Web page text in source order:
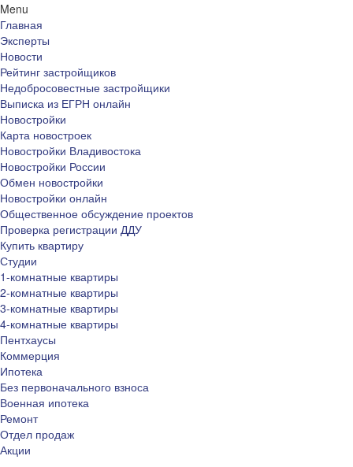
Menu
Главная
Эксперты
Новости
Рейтинг застройщиков
Недобросовестные застройщики
Выписка из ЕГРН онлайн
Новостройки
Карта новостроек
Новостройки Владивостока
Новостройки России
Обмен новостройки
Новостройки онлайн
Общественное обсуждение проектов
Проверка регистрации ДДУ
Купить квартиру
Студии
1-комнатные квартиры
2-комнатные квартиры
3-комнатные квартиры
4-комнатные квартиры
Пентхаусы
Коммерция
Ипотека
Без первоначального взноса
Военная ипотека
Ремонт
Отдел продаж
Акции